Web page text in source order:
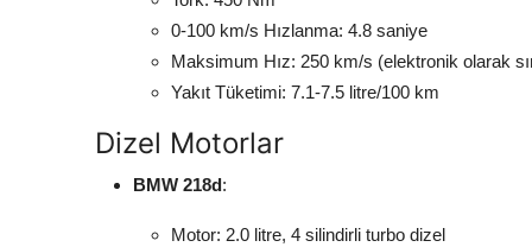
0-100 km/s Hızlanma: 4.8 saniye
Maksimum Hız: 250 km/s (elektronik olarak
Yakıt Tüketimi: 7.1-7.5 litre/100 km
Dizel Motorlar
BMW 218d:
Motor: 2.0 litre, 4 silindirli turbo dizel